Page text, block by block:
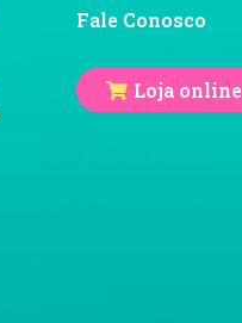
Fale Conosco
Loja online